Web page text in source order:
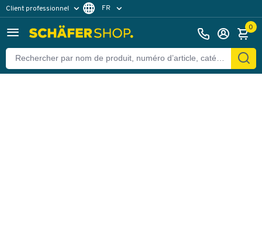
Client professionnel
Client particulier
FR
0
Retour